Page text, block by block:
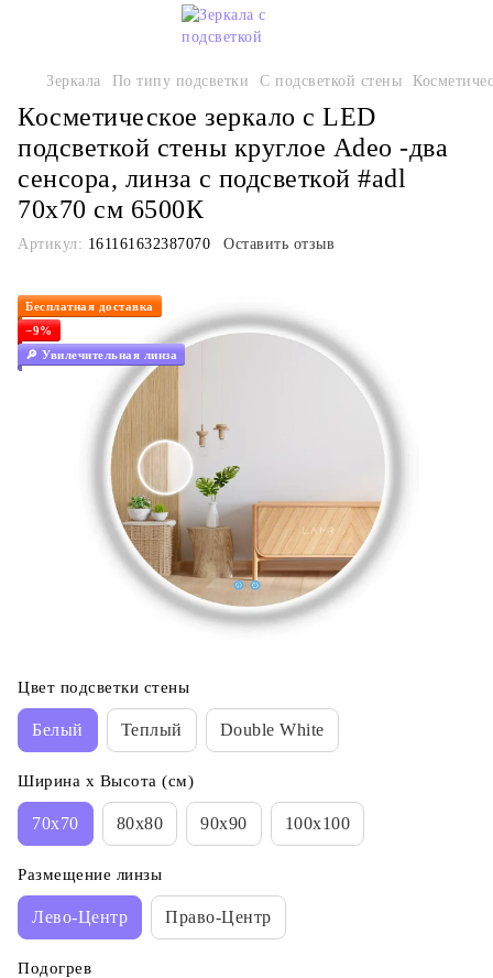
Зеркала По типу подсветки С подсветкой стены
Косметическое зеркало с LED
подсветкой стены круглое Adeo -два
сенсора, линза с подсветкой #adl
70x70 см 6500К
Артикул: 161161632387070 Оставить отзыв
Бесплатная доставка
−9%
🔎 Увилечительная линза
Цвет подсветки стены
Белый Теплый Double White
Ширина х Высота (см)
70x70 80x80 90x90 100x100
Размещение линзы
Лево-Центр Право-Центр
Подогрев